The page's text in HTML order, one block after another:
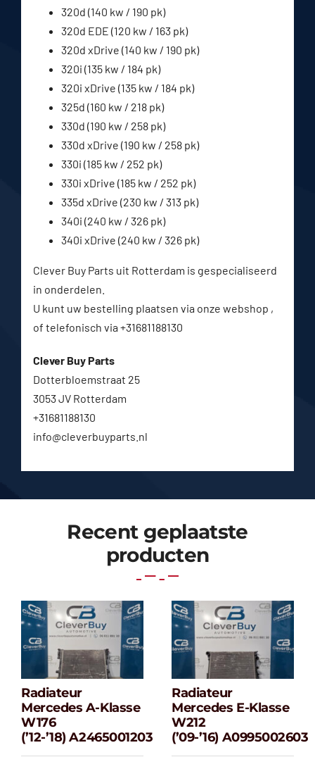
320d (140 kw / 190 pk)
320d EDE (120 kw / 163 pk)
320d xDrive (140 kw / 190 pk)
320i (135 kw / 184 pk)
320i xDrive (135 kw / 184 pk)
325d (160 kw / 218 pk)
330d (190 kw / 258 pk)
330d xDrive (190 kw / 258 pk)
330i (185 kw / 252 pk)
330i xDrive (185 kw / 252 pk)
335d xDrive (230 kw / 313 pk)
340i (240 kw / 326 pk)
340i xDrive (240 kw / 326 pk)
Clever Buy Parts uit Rotterdam is gespecialiseerd
in onderdelen.
U kunt uw bestelling plaatsen via onze webshop ,
of telefonisch via +31681188130
Clever Buy Parts
Dotterbloemstraat 25
3053 JV Rotterdam
+31681188130
info@cleverbuyparts.nl
Recent geplaatste
producten
Radiateur
Mercedes A-
klasse W176
(’12-’18) A2465001203
Radiateur
Mercedes A-Klasse
W176
(’12-’18) A2465001203
Radiateur
Mercedes E-
klasse W212
(’09-’16)
Radiateur
Mercedes E-Klasse
W212
(’09-’16) A0995002603